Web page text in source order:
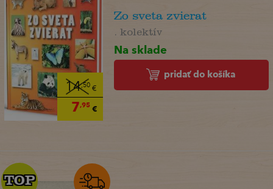
14,50€
7,95€
Zo sveta zvierat
. kolektív
Na sklade
pridať do košíka
TOP
TOP